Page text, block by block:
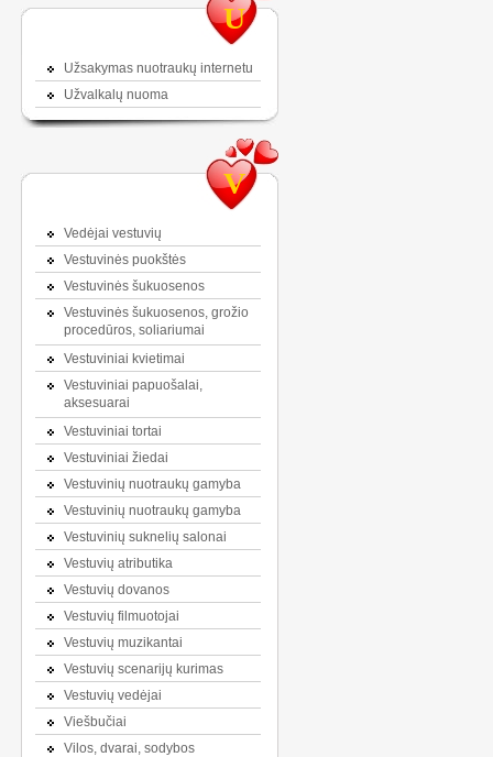
U
Užsakymas nuotraukų internetu
Užvalkalų nuoma
V
Vedėjai vestuvių
Vestuvinės puokštės
Vestuvinės šukuosenos
Vestuvinės šukuosenos, grožio
procedūros, soliariumai
Vestuviniai kvietimai
Vestuviniai papuošalai,
aksesuarai
Vestuviniai tortai
Vestuviniai žiedai
Vestuvinių nuotraukų gamyba
Vestuvinių nuotraukų gamyba
Vestuvinių suknelių salonai
Vestuvių atributika
Vestuvių dovanos
Vestuvių filmuotojai
Vestuvių muzikantai
Vestuvių scenarijų kurimas
Vestuvių vedėjai
Viešbučiai
Vilos, dvarai, sodybos